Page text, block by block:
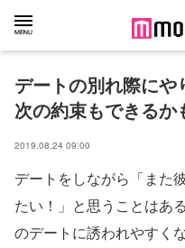
デートの別れ際に
次の約束もできるか
2019.08.24 09:00
デートをしながら「また
たい！」と思うことはあ
のデートに誘われやすく